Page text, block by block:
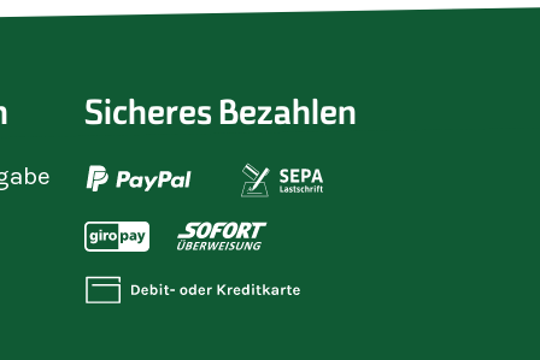
Sicheres Bezahlen